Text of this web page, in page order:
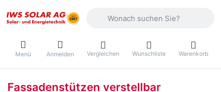
Menü Anmelden Vergleichen Wunschliste Warenkorb
Fassadenstützen verstellbar